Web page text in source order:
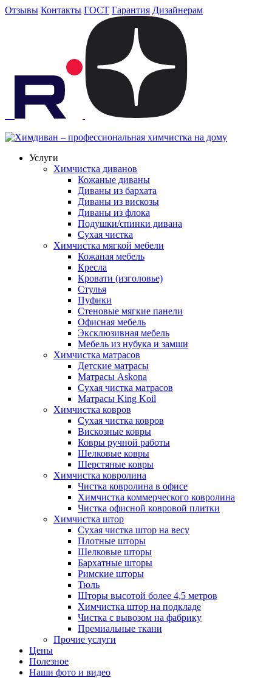
Отзывы Контакты ГОСТ Гарантия Дизайнерам
Услуги
Химчистка диванов
Кожаные диваны
Диваны из бархата
Диваны из вискозы
Диваны из флока
Подушки/спинки дивана
Сухая чистка
Химчистка мягкой мебели
Кожаная мебель
Кресла
Кровати (изголовье)
Стулья
Пуфики
Стеновые мягкие панели
Офисная мебель
Эксклюзивная мебель
Мебель из нубука и замши
Химчистка матрасов
Детские матрасы
Матрасы Askona
Сухая чистка матрасов
Матрасы King Koil
Химчистка ковров
Сухая чистка ковров
Вискозные ковры
Ковры ручной работы
Шелковые ковры
Шерстяные ковры
Химчистка ковролина
Чистка ковролина в офисе
Химчистка коммерческого ковролина
Чистка офисной ковровой плитки
Химчистка штор
Сухая чистка штор на весу
Плотные шторы
Шелковые шторы
Бархатные шторы
Римские шторы
Тюль
Шторы высотой более 4,5 метров
Химчистка штор на подкладе
Чистка с вывозом на фабрику
Премиальные ткани
Прочие услуги
Цены
Полезное
Наши фото и видео